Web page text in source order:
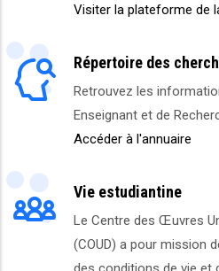
Visiter la plateforme de
Répertoire des
Retrouvez les
Enseignant et de
Accéder à l'annuaire
Vie estudiantine
Le Centre des Œuvres
(COUD) a pour mission